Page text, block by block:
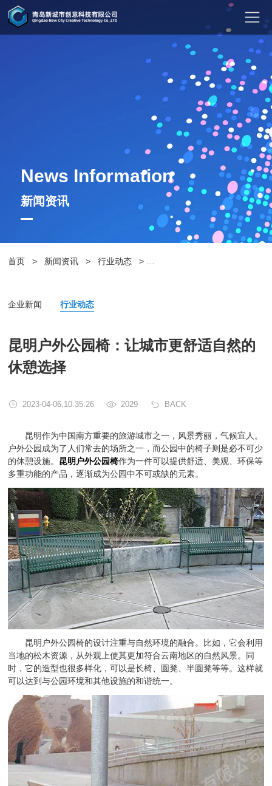
News Information
新闻资讯
首页 > 新闻资讯 > 行业动态 >
企业新闻 行业动态
昆明户外公园椅：让城市更舒适自然的
休憩选择
2023-04-06,10:35:26 2029 BACK
昆明作为中国南方重要的旅游城市之一，风景秀丽，气候宜人。
户外公园成为了人们常去的场所之一，而公园中的椅子则是必不可少
的休憩设施。 昆明户外公园椅作为一件可以提供舒适、美观、环保等
多重功能的产品，逐渐成为公园中不可或缺的元素。
昆明户外公园椅的设计注重与自然环境的融合。比如，它会利用
当地的松木资源，从外观上使其更加符合云南地区的自然风景。同
时，它的造型也很多样化，可以是长椅、圆凳、半圆凳等等。这样就
可以达到与公园环境和其他设施的和谐统一。